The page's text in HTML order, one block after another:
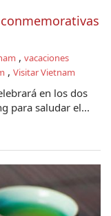
, vacaciones
, Visitar Vietnam
en los dos
para saludar el...